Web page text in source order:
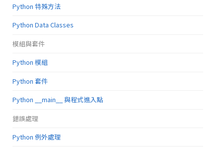
Python 特殊方法
Python Data Classes
模組與套件
Python 模組
Python 套件
Python __main__ 與程式進入點
錯誤處理
Python 例外處理